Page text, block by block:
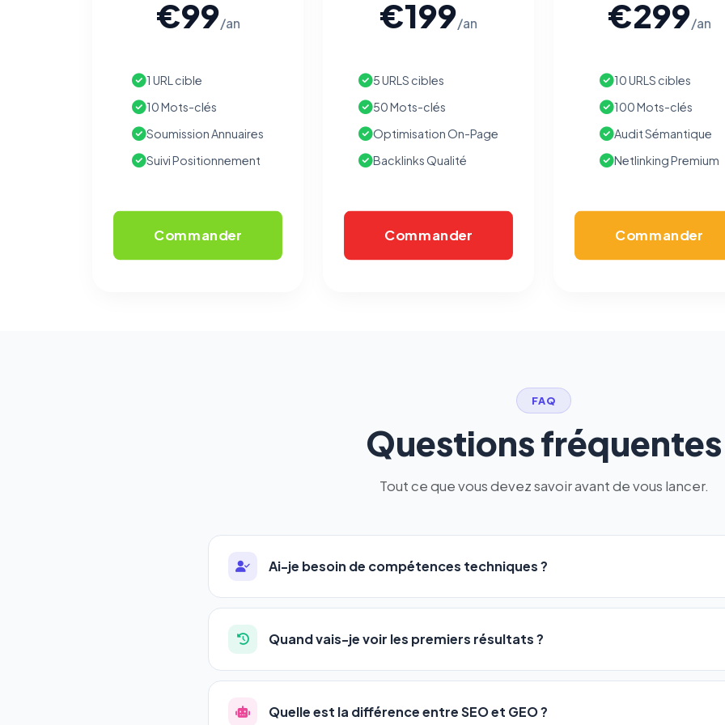
€99/an
1 URL cible
10 Mots-clés
Soumission Annuaires
Suivi Positionnement
Commander
€199/an
5 URLS cibles
50 Mots-clés
Optimisation On-Page
Backlinks Qualité
Commander
€299/an
10 URLS cibles
100 Mots-clés
Audit Sémantique
Netlinking Premium
Commander
FAQ
Questions fréquentes
Tout ce que vous devez savoir avant de vous lancer.
Ai-je besoin de compétences techniques ?
Absolument pas. Notre logiciel a été conçu pour être accessible àtous les profils:
auto-entrepreneurs, PME ou agences. Pas de code, pas de configuration complexe —
l'adresse de votre site, décrivez votre activité, et le logiciel gère tout en automatique
Quand vais-je voir les premiers résultats ?
La plupart de nos utilisateurs observent une amélioration de leur positionnement en4
Quelle est la différence entre SEO et GEO ?